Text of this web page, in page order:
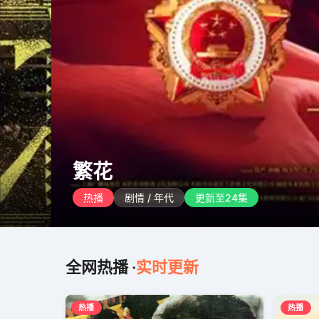
繁花
热播 剧情 / 年代 更新至24集
全网热播 ·实时更新
热播 热播